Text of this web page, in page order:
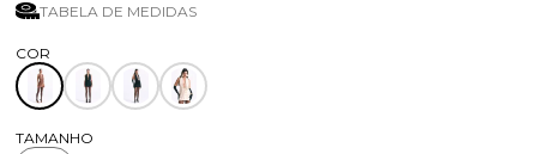
TABELA DE MEDIDAS
TAMANHO